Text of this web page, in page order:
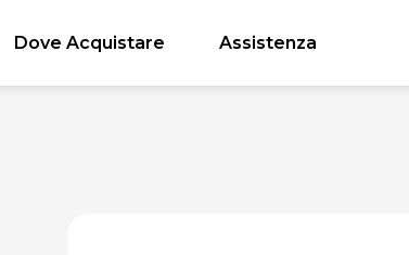
Dove Acquistare Assistenza